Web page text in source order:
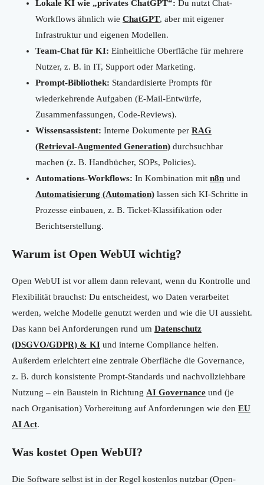
Lokale KI wie „privates ChatGPT“: Du nutzt Chat-
Workflows ähnlich wie ChatGPT, aber mit eigener
Infrastruktur und eigenen Modellen.
Team-Chat für KI: Einheitliche Oberfläche für mehrere
Nutzer, z. B. in IT, Support oder Marketing.
Prompt-Bibliothek: Standardisierte Prompts für
wiederkehrende Aufgaben (E-Mail-Entwürfe,
Zusammenfassungen, Code-Reviews).
Wissensassistent: Interne Dokumente per RAG
(Retrieval-Augmented Generation) durchsuchbar
machen (z. B. Handbücher, SOPs, Policies).
Automations-Workflows: In Kombination mit n8n und
Automatisierung (Automation) lassen sich KI-Schritte in
Prozesse einbauen, z. B. Ticket-Klassifikation oder
Berichtserstellung.
Warum ist Open WebUI wichtig?
Open WebUI ist vor allem dann relevant, wenn du Kontrolle und
Flexibilität brauchst: Du entscheidest, wo Daten verarbeitet
werden, welche Modelle genutzt werden und wie die UI aussieht.
Das kann bei Anforderungen rund um Datenschutz
(DSGVO/GDPR) & KI und interne Compliance helfen.
Außerdem erleichtert eine zentrale Oberfläche die Governance,
z. B. durch konsistente Prompt-Standards und nachvollziehbare
Nutzung – ein Baustein in Richtung AI Governance und (je
nach Organisation) Vorbereitung auf Anforderungen wie den EU
AI Act.
Was kostet Open WebUI?
Die Software selbst ist in der Regel kostenlos nutzbar (Open-